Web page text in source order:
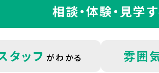
相談・体験・見学
タッフ がわかる 雰囲